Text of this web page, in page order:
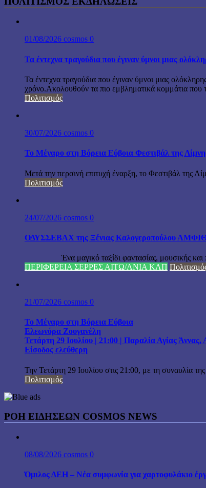
01/08/2026 cosmos 0
Τα έντεχνα τραγούδια που έγιναν ύμνοι μιας
Τα έντεχνα τραγούδια που έγιναν ύμνοι μιας
χρόνο.Ακολουθούν τα πιο εμβληματικά κομμάτια που
Πολιτισμός
30/07/2026 cosmos 0
Το Μέγαρο στη Βόρεια Εύβοια Φεστιβάλ της
Μετά την περσινή επιτυχή έναρξη, το Φεστιβάλ της
Πολιτισμός
24/07/2026 cosmos 0
ΟΔΥΣΣΕΒΑΧ της Ξένιας Καλογεροπούλου
Ένα μαγικό ταξίδι φαντασίας, μουσικής και
ΠΕΡΙΦΕΡΕΙΑ ΣΕΡΡΕΣ ΑΙΤΩ/ΛΝΙΑ ΚΛΠ
21/07/2026 cosmos 0
Το Μέγαρο στη Βόρεια Εύβοια
Ελεωνόρα Ζουγανέλη
Τετάρτη 29 Ιουλίου | 21:00 | Παραλία Αγίας Άννας,
Είσοδος ελεύθερη
Την Τετάρτη 29 Ιουλίου στις 21:00, με τη συναυλία
Πολιτισμός
ΡΟΗ ΕΙΔΗΣΕΩΝ COSMOS NEWS
08/08/2026 cosmos 0
Όμιλος ΔΕΗ – Νέα συμφωνία για χαρτοφυλάκιο